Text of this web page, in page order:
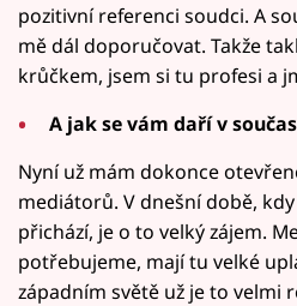
pozitivní referenci soudci. A
mě dál doporučovat. Takže
krůčkem, jsem si tu profesi a
A jak se vám daří v
Nyní už mám dokonce
mediátorů. V dnešní době,
přichází, je o to velký zájem.
potřebujeme, mají tu velké
západním světě už je to velmi